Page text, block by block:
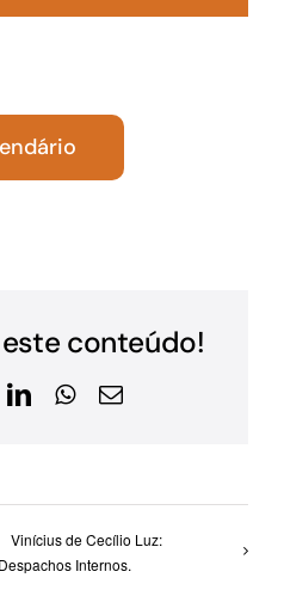
conteúdo!
LinkedInWhatsApp
E-
Vinícius de Cecílio Luz:
Despachos Internos.